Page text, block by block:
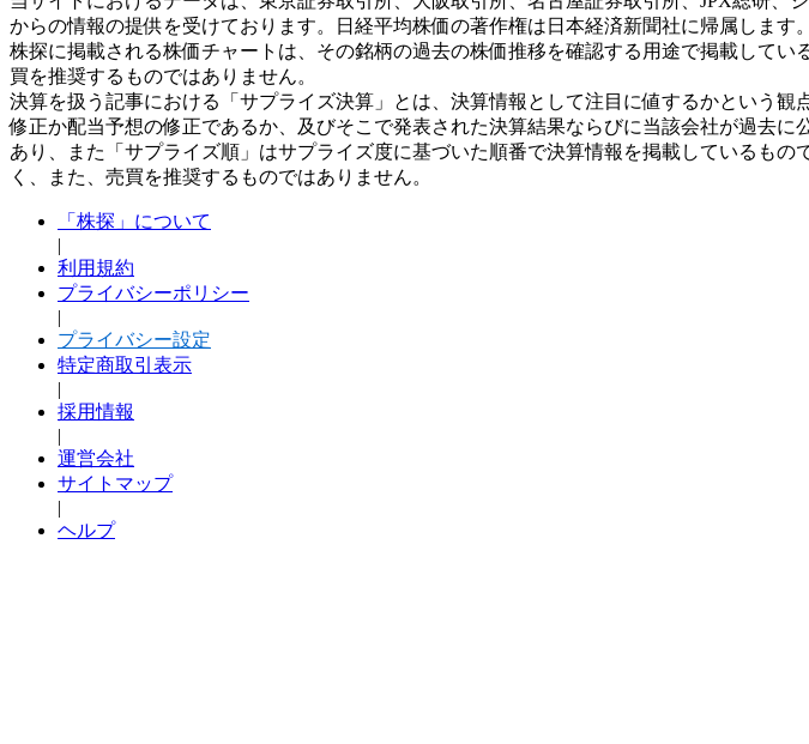
からの情報の提供を受けております。日経平均株価の著作権は日本経済新聞社に帰属します。
株探に掲載される株価チャートは、その銘柄の過去の株価推移を確認する用途で掲載して
買を推奨するものではありません。
決算を扱う記事における「サプライズ決算」とは、決算情報として注目に値するかという
修正か配当予想の修正であるか、及びそこで発表された決算結果ならびに当該会社が過去
あり、また「サプライズ順」はサプライズ度に基づいた順番で決算情報を掲載しているも
く、また、売買を推奨するものではありません。
「株探」について
|
利用規約
プライバシーポリシー
|
プライバシー設定
特定商取引表示
|
採用情報
|
運営会社
サイトマップ
|
ヘルプ